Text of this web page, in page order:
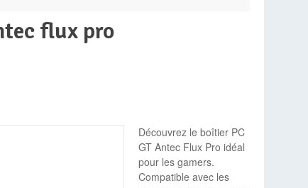
Ecran PC
flux pro
Découvrez le boîtier PC
GT Antec Flux Pro idéal
pour les gamers.
Compatible avec les